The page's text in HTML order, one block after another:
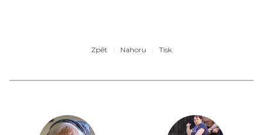
Zpět Nahoru Tisk